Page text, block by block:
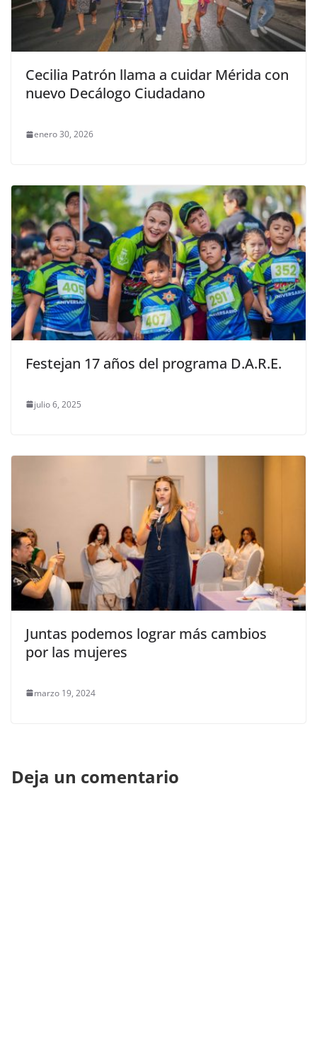
Cecilia Patrón llama a cuidar Mérida con
nuevo Decálogo Ciudadano
enero 30, 2026
Festejan 17 años del programa D.A.R.E.
julio 6, 2025
Juntas podemos lograr más cambios
por las mujeres
marzo 19, 2024
Deja un comentario